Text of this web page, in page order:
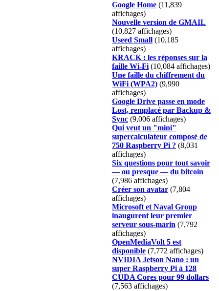
Google Home (11,839
affichages)
Nouvelle version de GMAIL
(10,827 affichages)
Useed Small (10,185
affichages)
KRACK : les réponses sur la
faille Wi-Fi(10,084 affichages)
Une faille du chiffrement du
WiFi (WPA2) (9,990
affichages)
Google Drive passe en mode
Lost, remplacé par Backup &
Sync (9,006 affichages)
Qui veut un "mini"
supercalculateur composé de
750 Raspberry Pi ? (8,031
affichages)
Six questions pour tout savoir
— ou presque — du bitcoin
(7,986 affichages)
Créer son avatar (7,804
affichages)
Microsoft et Naval Group
inaugurent leur premier
serveur sous-marin (7,792
affichages)
OpenMediaVolt 5 est
disponible (7,772 affichages)
NVIDIA Jetson Nano : un
super Raspberry Pi à 128
CUDA Cores pour 99 dollars
(7,563 affichages)